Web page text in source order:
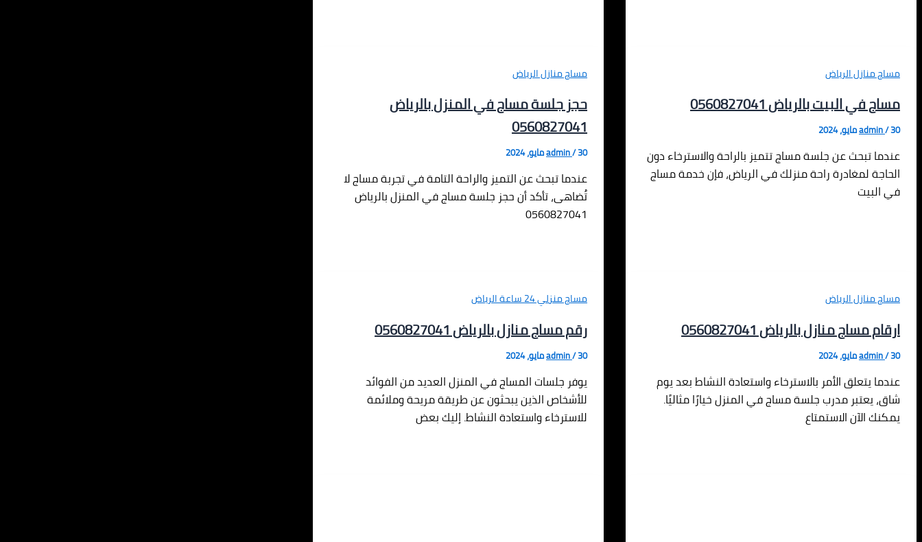
مساج منازل الرياض
مساج في البيت بالرياض 0560827041
admin/30 مايو، 2024
عندما تبحث عن جلسة مساج تتميز بالراحة والاسترخاء دون
الحاجة لمغادرة راحة منزلك في الرياض، فإن خدمة مساج
في البيت
مساج منازل الرياض
حجز جلسة مساج في المنزل بالرياض
0560827041
admin/30 مايو، 2024
عندما تبحث عن التميز والراحة التامة في تجربة مساج لا
تُضاهى، تأكد أن حجز جلسة مساج في المنزل بالرياض
0560827041
مساج منازل الرياض
ارقام مساج منازل بالرياض 0560827041
admin/30 مايو، 2024
عندما يتعلق الأمر بالاسترخاء واستعادة النشاط بعد يوم
شاق، يعتبر مدرب جلسة مساج في المنزل خيارًا مثاليًا.
يمكنك الآن الاستمتاع
مساج منزلي 24 ساعة الرياض
رقم مساج منازل بالرياض 0560827041
admin/30 مايو، 2024
يوفر جلسات المساج في المنزل العديد من الفوائد
للأشخاص الذين يبحثون عن طريقة مريحة وملائمة
للاسترخاء واستعادة النشاط. إليك بعض